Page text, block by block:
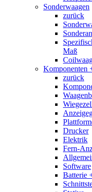
Sonderwaagen
zurück
Maß
Komponenten
zurück
Drucker
Elektrik
Fern-
Software
Batterie